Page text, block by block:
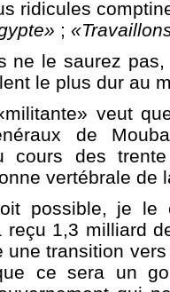
ridicules
;
ne le saurez
le plus dur au
veut
de
cours des
vertébrale de
possible, je le
reçu 1,3 milliard
une transition
ce sera un